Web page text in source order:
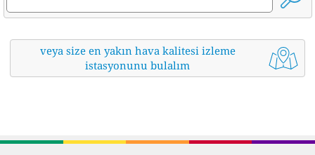
veya size en yakın hava kalitesi izleme
istasyonunu bulalım